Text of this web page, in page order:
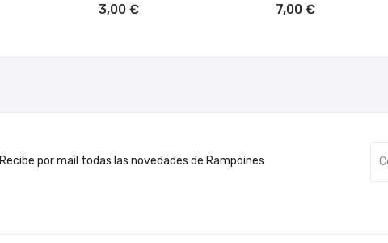
3,00 € 7,00 €
Recibe por mail todas las novedades de Rampoines